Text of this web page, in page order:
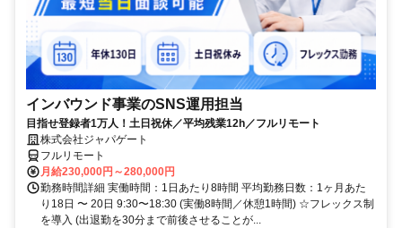
インバウンド事業のSNS運用担当
目指せ登録者1万人！土日祝休／平均残業12h／フルリモート
株式会社ジャパゲート
フルリモート
月給230,000円～280,000円
勤務時間詳細 実働時間：1日あたり8時間 平均勤務日数：1ヶ月あた
り18日 〜 20日 9:30〜18:30 (実働8時間／休憩1時間) ☆フレックス制
を導入 (出退勤を30分まで前後させることが...